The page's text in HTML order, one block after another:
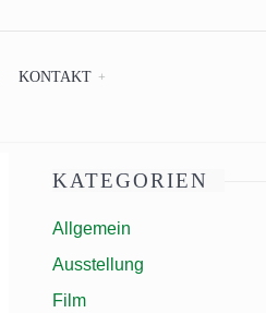
KONTAKT
KATEGORIEN
Allgemein
Ausstellung
Film